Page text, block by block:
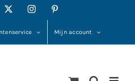
Instagram
Mijn account